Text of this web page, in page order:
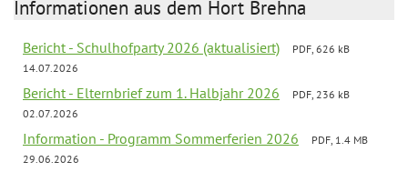
Informationen aus dem Hort Brehna
Bericht - Schulhofparty 2026 (aktualisiert)
PDF, 626 kB
14.07.2026
Bericht - Elternbrief zum 1. Halbjahr 2026
PDF, 236 kB
02.07.2026
Information - Programm Sommerferien 2026
PDF, 1.4 MB
29.06.2026